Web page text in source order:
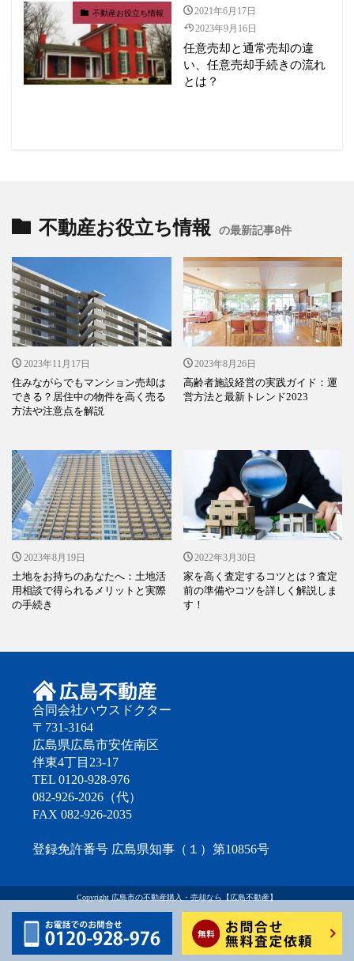
不動産お役立ち情報
2021年6月17日
2023年9月16日
任意売却と通常売却の違
い、任意売却手続きの流れ
とは？
不動産お役立ち情報 の最新記事8件
2023年11月17日
住みながらでもマンション売却は
できる？居住中の物件を高く売る
方法や注意点を解説
2023年8月26日
高齢者施設経営の実践ガイド：運
営方法と最新トレンド2023
2023年8月19日
土地をお持ちのあなたへ：土地活
用相談で得られるメリットと実際
の手続き
2022年3月30日
家を高く査定するコツとは？査定
前の準備やコツを詳しく解説しま
す！
合同会社ハウスドクター
〒731-3164
広島県広島市安佐南区
伴東4丁目23-17
TEL 0120-928-976
082-926-2026（代）
FAX 082-926-2035
登録免許番号 広島県知事（１）第10856号
Copyright 広島市の不動産購入・売却なら【広島不動産】